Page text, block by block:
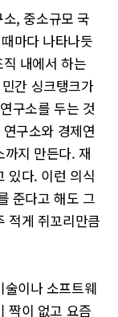
, 중소규모 국
마다 나타나듯
내에서 하는
간 싱크탱크가
구소를 두는 것
구소와 경제연
지 만든다. 재
있다. 이런 의식
준다고 해도 그
적게 쥐꼬리만큼
이나 소프트웨
짝이 없고 요즘